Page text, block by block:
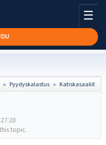
☰
► Pyydyskalastus ► Katiskasaaliit
topic.